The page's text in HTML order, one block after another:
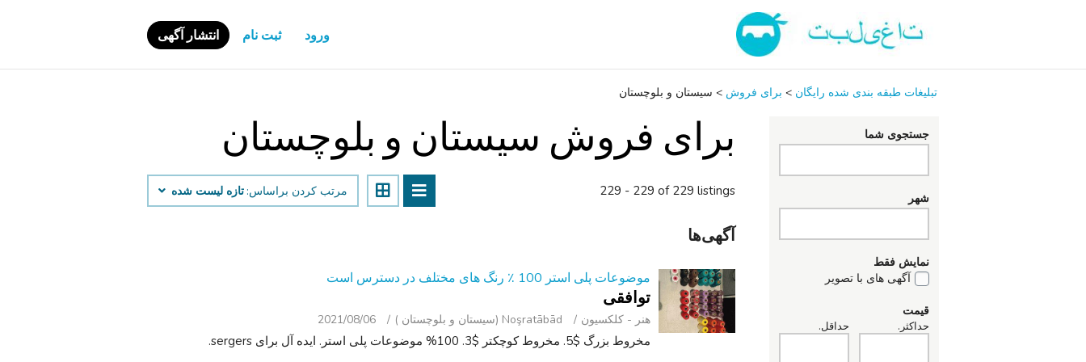
ورود ثبت نام انتشار آگهی
تبلیغات طبقه بندی شده رایگان > برای فروش > سیستان و بلوچستان
جستجوی شما
شهر
نمایش فقط
آگهی های با تصویر
قیمت
حداقل. حداکثر.
برای فروش سیستان و بلوچستان
229 - 229 of 229 listings مرتب کردن براساس: تازه لیست شده
آگهی‌ها
موضوعات پلی استر 100 ٪ رنگ های مختلف در دسترس است
توافقی
هنر - کلکسیون Noşratābād (سیستان و بلوچستان ) 2021/08/06
مخروط بزرگ $5. مخروط کوچکتر $3. 100% موضوعات پلی استر. ایده آل برای sergers.